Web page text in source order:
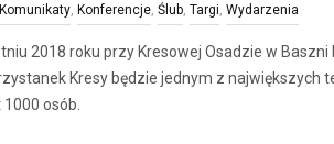
Komunikaty, Konferencje,Ślub,Targi,Wydarzenia
2018 roku przy Kresowej Osadzie w
Kresy będzie jednym z największych
osób.